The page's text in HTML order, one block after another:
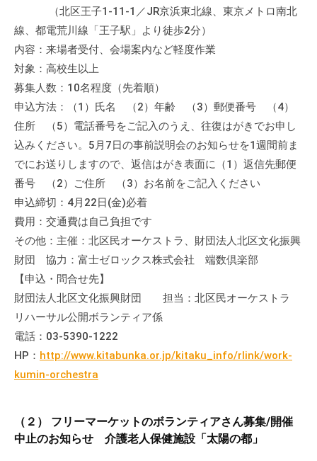
、
活
動
に
す
る
総
合
的
な
情
報
交
流
の
様
な
催
（北区王子1-11-1／JR京浜東北線、東京メトロ南北
線、都電荒川線「王子駅」より徒歩2分）
内容：来場者受付、会場案内など軽度作業
対象：高校生以上
募集人数：10名程度（先着順）
申込方法：（1）氏名 （2）年齢 （3）郵便番号 （4）
住所 （5）電話番号をご記入のうえ、往復はがきでお申し
込みください。5月7日の事前説明会のお知らせを1週間前ま
でにお送りしますので、返信はがき表面に（1）返信先郵便
番号 （2）ご住所 （3）お名前をご記入ください
申込締切：4月22日(金)必着
費用：交通費は自己負担です
その他：主催：北区民オーケストラ、財団法人北区文化振興
財団 協力：富士ゼロックス株式会社 端数倶楽部
【申込・問合せ先】
財団法人北区文化振興財団 担当：北区民オーケストラ
リハーサル公開ボランティア係
電話：03-5390-1222
HP： http://www.kitabunka.or.jp/kitaku_info/rlink/work-
kumin-orchestra
（２） フリーマーケットのボランティアさん募集/開催
中止のお知らせ 介護老人保健施設「太陽の都」